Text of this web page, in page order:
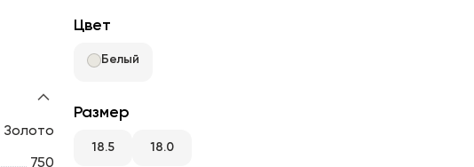
Золото
750
Цвет
Белый
Размер
18.5 18.0